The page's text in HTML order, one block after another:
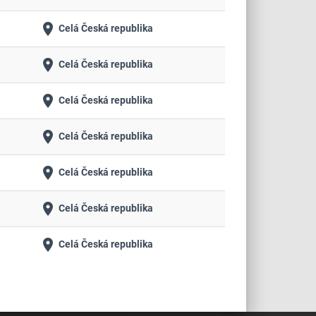
place Celá Česká republika
place Celá Česká republika
place Celá Česká republika
place Celá Česká republika
place Celá Česká republika
place Celá Česká republika
place Celá Česká republika